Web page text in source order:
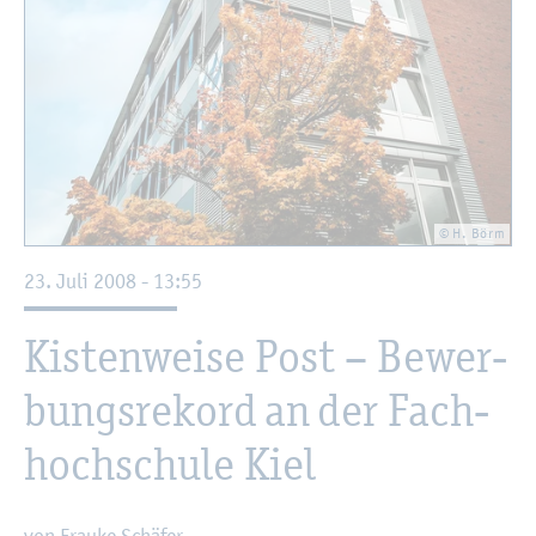
© H. Börm
23. Juli 2008 - 13:55
Kis­ten­wei­se Post – Be­wer­
bungs­re­kord an der Fach­
hoch­schu­le Kiel